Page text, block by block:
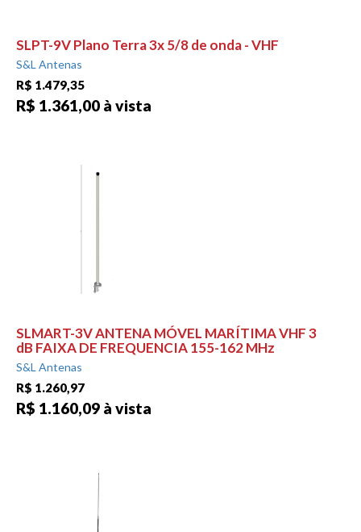
SLPT-9V Plano Terra 3x 5/8 de onda - VHF
S&L Antenas
R$ 1.479,35
R$ 1.361,00 à vista
SLMART-3V ANTENA MÓVEL MARÍTIMA VHF 3
dB FAIXA DE FREQUENCIA 155-162 MHz
S&L Antenas
R$ 1.260,97
R$ 1.160,09 à vista